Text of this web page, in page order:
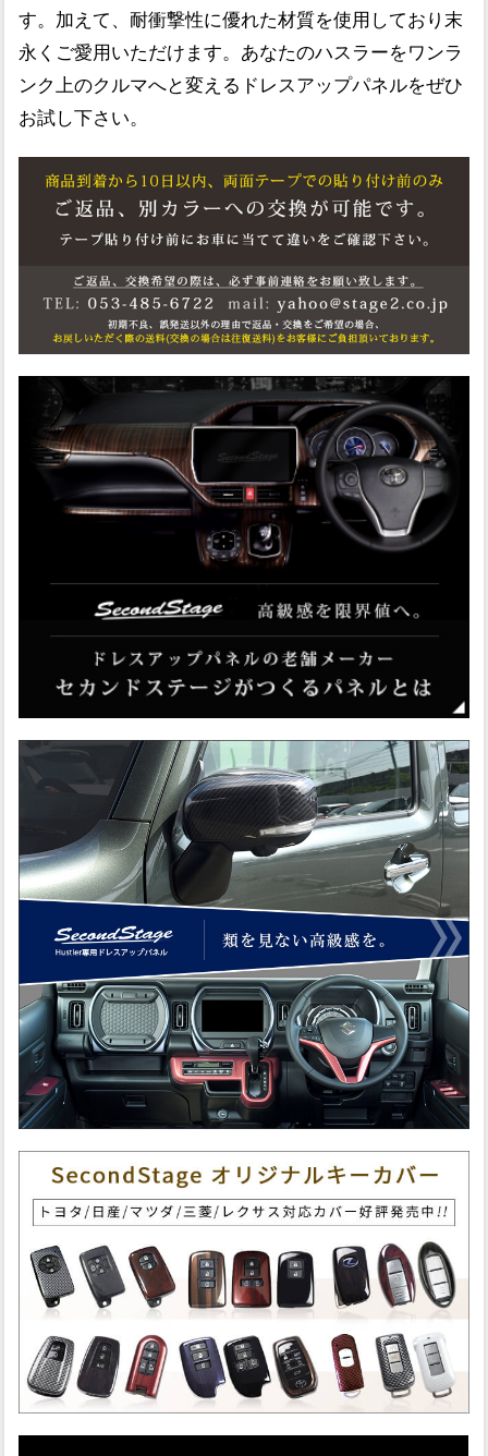
す。加えて、耐衝撃性に優れた材質を使用しており末
永くご愛用いただけます。あなたのハスラーをワンラ
ンク上のクルマへと変えるドレスアップパネルをぜひ
お試し下さい。